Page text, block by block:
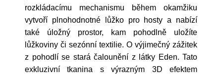
rozkládacímu mechanismu během okamžiku
vytvoří plnohodnotné lůžko pro hosty a nabízí
také úložný prostor, kam pohodlně uložíte
lůžkoviny či sezónní textilie. O výjimečný zážitek
z pohodlí se stará čalounění z látky Eden. Tato
exkluzivní tkanina s výrazným 3D efektem